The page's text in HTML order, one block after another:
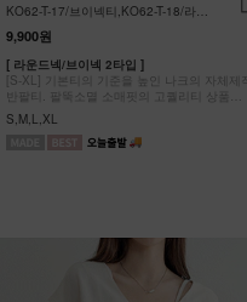
KO62-T-17/브이넥티,KO62-T-18/라운
드티_YN
9,900원
[ 라운드넥/브이넥 2타입 ]
[S-XL] 기본티의 기준을 높인 나크의 자체제작
반팔티. 팔뚝소멸 소매핏의 고퀄리티 상품
#NAK MADE.
S,M,L,XL